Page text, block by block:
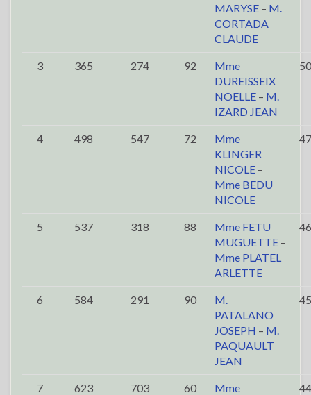
MARYSE – M.
CORTADA
CLAUDE
3 365 274 92
Mme
DUREISSEIX
NOELLE – M.
IZARD JEAN
4 498 547 72
Mme
KLINGER
NICOLE –
Mme BEDU
NICOLE
5 537 318 88
Mme FETU
MUGUETTE –
Mme PLATEL
ARLETTE
6 584 291 90
M.
PATALANO
JOSEPH – M.
PAQUAULT
JEAN
7 623 703 60
Mme